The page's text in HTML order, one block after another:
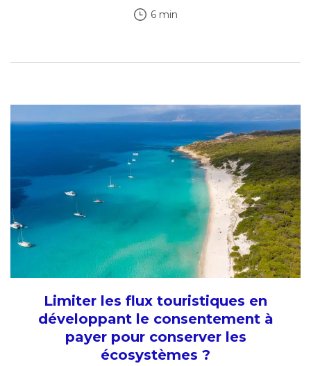
6 min
Limiter les flux touristiques en
développant le consentement à
payer pour conserver les
écosystèmes ?